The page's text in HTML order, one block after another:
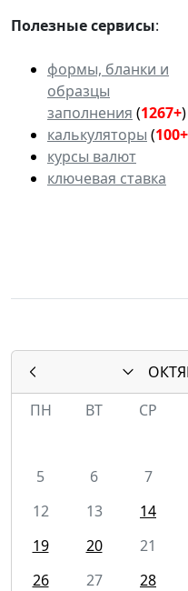
Полезные сервисы:
формы, бланки и
образцы
заполнения (1267+)
калькуляторы (100+
курсы валют
ключевая ставка
ПН
ВТ СР
5
6 7
12
13 14
19
20 21
26
27 28